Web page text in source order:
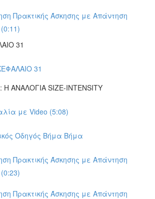
Πρακτικής Άσκησης με Απάντηση
31
31
Η ΑΝΑΛΟΓΙΑ SIZE-INTENSITY
με Video (5:08)
Οδηγός Βήμα Βήμα
Πρακτικής Άσκησης με Απάντηση
Πρακτικής Άσκησης με Απάντηση